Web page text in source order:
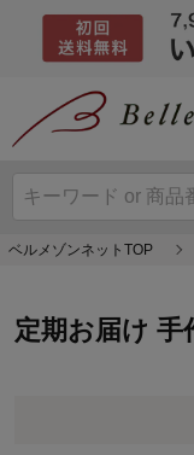
ベルメゾンネットTOP
定期お届け 手